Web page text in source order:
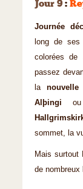
Jour 9:
Journée
long de ses
colorées de
passez
la
Alþingi ou
sommet, la
Mais surtout
de nombreux